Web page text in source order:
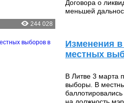
244 028
Договора о
меньшей
Изменения в
местных
В Литве 3 марта
выборы. В